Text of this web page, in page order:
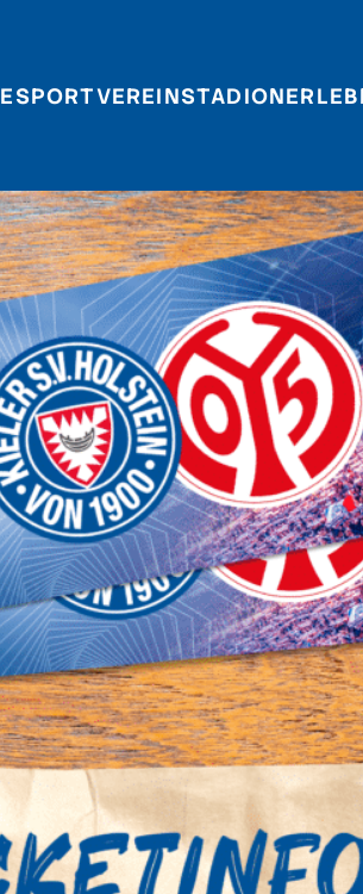
ESPORTVEREIN